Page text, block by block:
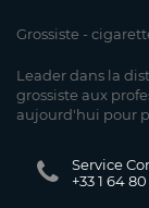
Grossiste -
Leader dans la
grossiste aux
aujourd'hui pour
Service
+33 1 64